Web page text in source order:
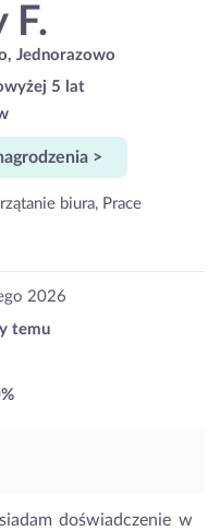
F.
Jednorazowo
5 lat
>
biura, Prace
2026
temu
doświadczenie w